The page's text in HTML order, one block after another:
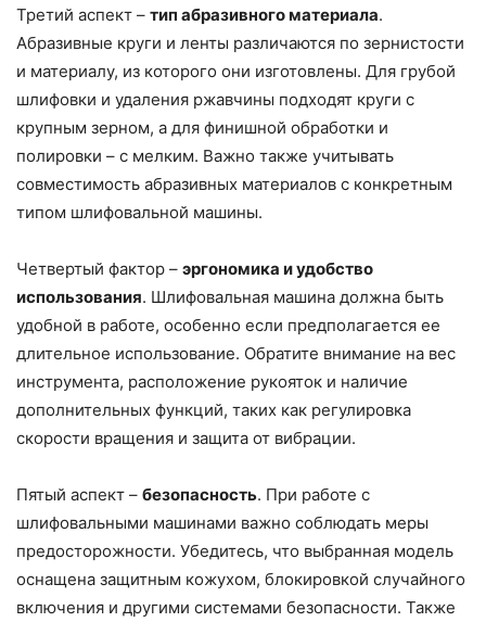
Третий аспект – тип абразивного материала.
Абразивные круги и ленты различаются по зернистости
и материалу, из которого они изготовлены. Для грубой
шлифовки и удаления ржавчины подходят круги с
крупным зерном, а для финишной обработки и
полировки – с мелким. Важно также учитывать
совместимость абразивных материалов с конкретным
типом шлифовальной машины.
Четвертый фактор – эргономика и удобство
использования. Шлифовальная машина должна быть
удобной в работе, особенно если предполагается ее
длительное использование. Обратите внимание на вес
инструмента, расположение рукояток и наличие
дополнительных функций, таких как регулировка
скорости вращения и защита от вибрации.
Пятый аспект – безопасность. При работе с
шлифовальными машинами важно соблюдать меры
предосторожности. Убедитесь, что выбранная модель
оснащена защитным кожухом, блокировкой случайного
включения и другими системами безопасности. Также